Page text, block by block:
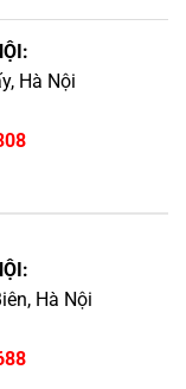
Hà Nội
Hà Nội